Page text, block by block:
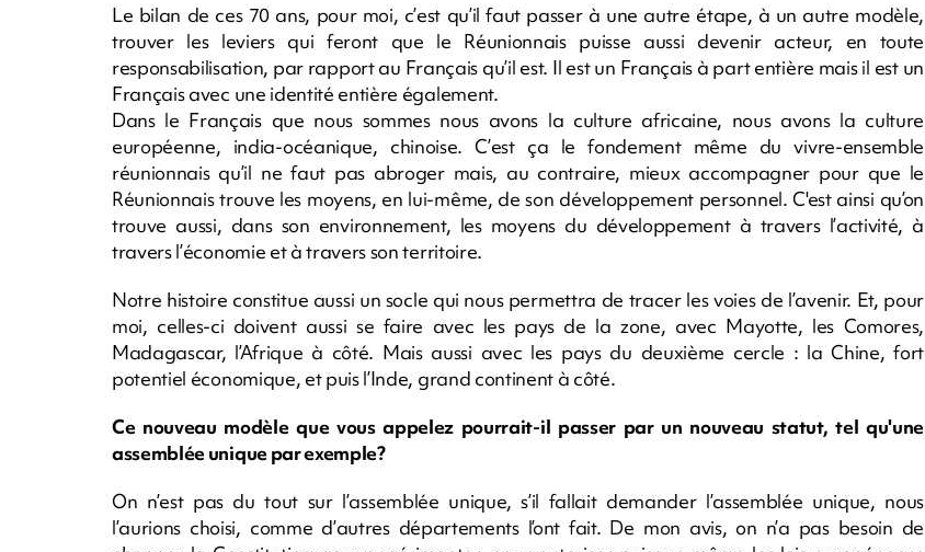
Le bilan de ces 70 ans, pour moi, c’est qu’il faut passer à une autre étape, à un autre modèle,
trouver les leviers qui feront que le Réunionnais puisse aussi devenir acteur, en toute
responsabilisation, par rapport au Français qu’il est. Il est un Français à part entière mais il est un
Français avec une identité entière également.
Dans le Français que nous sommes nous avons la culture africaine, nous avons la culture
européenne, india-océanique, chinoise. C’est ça le fondement même du vivre-ensemble
réunionnais qu’il ne faut pas abroger mais, au contraire, mieux accompagner pour que le
Réunionnais trouve les moyens, en lui-même, de son développement personnel. C'est ainsi qu’on
trouve aussi, dans son environnement, les moyens du développement à travers l’activité, à
travers l’économie et à travers son territoire.
Notre histoire constitue aussi un socle qui nous permettra de tracer les voies de l’avenir. Et, pour
moi, celles-ci doivent aussi se faire avec les pays de la zone, avec Mayotte, les Comores,
Madagascar, l’Afrique à côté. Mais aussi avec les pays du deuxième cercle : la Chine, fort
potentiel économique, et puis l’Inde, grand continent à côté.
Ce nouveau modèle que vous appelez pourrait-il passer par un nouveau statut, tel qu'une
assemblée unique par exemple?
On n’est pas du tout sur l’assemblée unique, s’il fallait demander l’assemblée unique, nous
l’aurions choisi, comme d’autres départements l’ont fait. De mon avis, on n’a pas besoin de